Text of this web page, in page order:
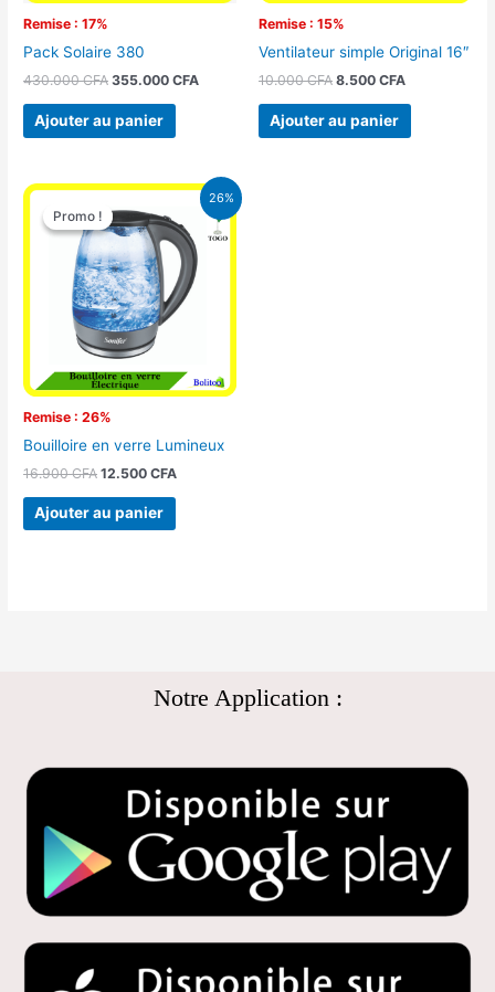
Remise : 17%
Pack Solaire 380
430.000CFA 355.000CFA
Ajouter au panier
Remise : 15%
Ventilateur simple Original 16″
10.000CFA 8.500 CFA
Ajouter au panier
26%
Promo !
Remise : 26%
Promo !
Bouilloire en verre Lumineux
16.900CFA
Le
prix
initial
16.900 CFA.
12.500CFA
Le
prix
actuel
est :
12.500 CFA.
Ajouter au panier
Notre Application :